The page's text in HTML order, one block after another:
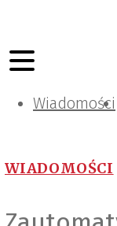
Wiadomości
Tematy
WIADOMOŚCI